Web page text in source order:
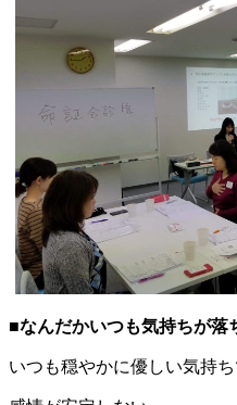
■なんだかいつも気持ちが落
いつも穏やかに優しい気持